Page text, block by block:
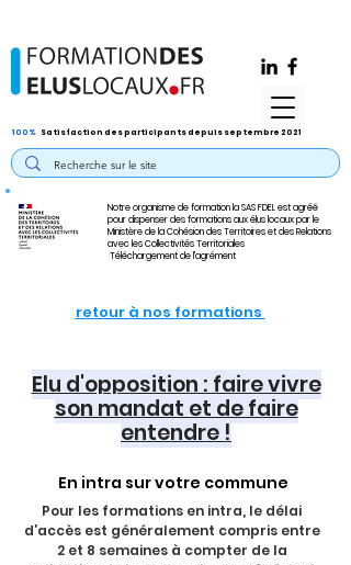
Notre organisme de formation la SAS FDEL est agréé
pour dispenser des formations aux élus locaux par le
Ministère de la Cohésion des Territoires et des Relations
avec les Collectivités Territoriales
Téléchargement de l'agrément
100% Satisfaction des participants depuis septembre 2021
retour à nos formations
Elu d'opposition : faire vivre
son mandat et de faire
entendre !
En intra sur votre commune
Pour les formations en intra, le délai
d’accès est généralement compris entre
2 et 8 semaines à compter de la